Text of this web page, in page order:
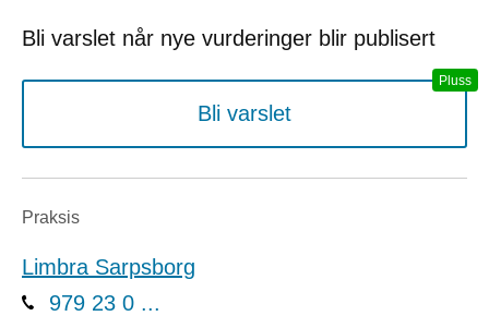
Bli varslet når nye vurderinger blir publisert
Bli varslet
Praksis
Limbra Sarpsborg
979 23 0 ...